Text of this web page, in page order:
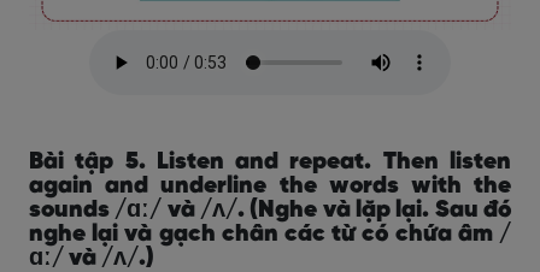
Bài tập 5. Listen and repeat. Then listen
again and underline the words with the
sounds /ɑː/ và /ʌ/. (Nghe và lặp lại. Sau đó
nghe lại và gạch chân các từ có chứa âm /
ɑː/ và /ʌ/.)